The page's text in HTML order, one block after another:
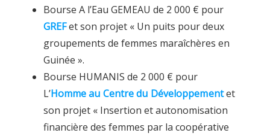
Bourse A l’Eau GEMEAU de 2 000 € pour
GREFet son projet « Un puits pour deux
groupements de femmes maraîchères en
Guinée ».
Bourse HUMANIS de 2 000 € pour
L’Homme au Centre du Développementet
son projet « Insertion et autonomisation
financière des femmes par la coopérative